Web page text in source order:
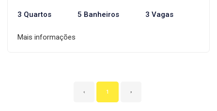
3 Quartos 5 Banheiros 3 Vagas
Mais informações
‹ 1 ›